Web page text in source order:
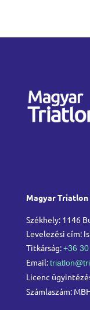
Magyar Triatlon
Székhely: 1146
Levelezési cím:
Titkárság:+36
Email:
Licenc
Számlaszám: